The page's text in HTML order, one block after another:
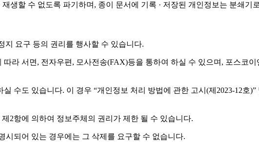
생할 수 없도록 파기하며, 종이 문서에 기록 · 저장된 개인정보는 분쇄기
지 요구 등의 권리를 행사할 수 있습니다.
라 서면, 전자우편, 모사전송(FAX)등을 통하여 하실 수 있으며, 포스코
수도 있습니다. 이 경우 “개인정보 처리 방법에 관한 고시(제2023-12호
2항에 의하여 정보주체의 권리가 제한 될 수 있습니다.
되어 있는 경우에는 그 삭제를 요구할 수 없습니다.